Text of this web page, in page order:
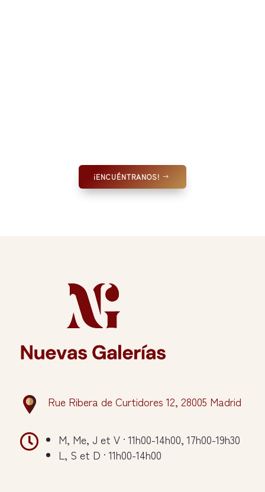
¡ENCUÉNTRANOS!
Rue Ribera de Curtidores 12, 28005 Madrid

M, Me, J et V · 11h00-14h00, 17h00-19h30
L, S et D · 11h00-14h00